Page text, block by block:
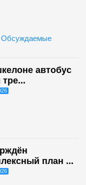
Обсуждаемые
автобус
план ...